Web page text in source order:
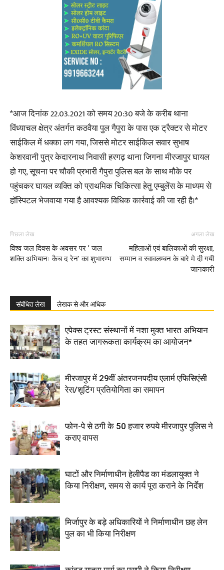
*आज दिनांक 22.03.2021 को समय 20:30 बजे के करीब थाना
विंध्याचल क्षेत्र अंतर्गत कठवैया पुल गैपुरा के पास एक ट्रैक्टर से मोटर
साईकिल में धक्का लग गया, जिससे मोटर साईकिल सवार सुभाष
केशरवानी पुत्र केदारनाथ निवासी हरगढ़ थाना जिगना मीरजापुर घायल
हो गए, सूचना पर चौकी प्रभारी गैपुरा पुलिस बल के साथ मौके पर
पहुंचकर घायल व्यक्ति को प्राथमिक चिकित्सा हेतु एम्बुलेंस के माध्यम से
हॉस्पिटल भेजवाया गया है आवश्यक विधिक कार्रवाई की जा रही है।*
पिछला लेख
विश्व जल दिवस के अवसर पर ’ जल
शक्ति अभियानः कैच द रेन’ का शुभारम्भ
अगला लेख
महिलाओं एवं बालिकाओं की सुरक्षा,
सम्मान व स्वावलम्बन के बारे मे दी गयी
जानकारी
संबंधित लेख लेखक से और अधिक
एपेक्स ट्रस्ट संस्थानों में नशा मुक्त भारत अभियान
के तहत जागरूकता कार्यक्रम का आयोजन*
मीरजापुर में 29वीं अंतरजनपदीय एलार्म एफिसिएंसी
रेस/शूटिंग प्रतियोगिता का समापन
फोन-पे से ठगी के 50 हजार रुपये मीरजापुर पुलिस ने
कराए वापस
घाटों और निर्माणाधीन हेलीपैड का मंडलायुक्त ने
किया निरीक्षण, समय से कार्य पूरा कराने के निर्देश
मिर्जापुर के बड़े अधिकारियों ने निर्माणाधीन छह लेन
पुल का भी किया निरीक्षण